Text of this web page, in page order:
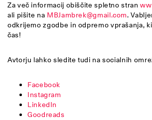
Za več informacij obiščite spletno stran
ali pišite na MBJambrek@gmail.com.
odkrijemo zgodbe in odpremo vprašanja,
čas!
Avtorju lahko sledite tudi na socialnih
Facebook
Instagram
LinkedIn
Goodreads